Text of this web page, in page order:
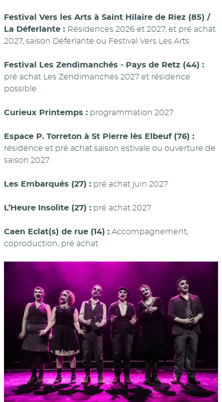
Festival Vers les Arts à Saint Hilaire de Riez (85) /
La Déferlante : Résidences 2026 et 2027, et pré achat
2027, saison Déferlante ou Festival Vers Les Arts
Festival Les Zendimanchés - Pays de Retz (44) :
pré achat Les Zendimanchés 2027 et résidence
possible
Curieux Printemps : programmation 2027
Espace P. Torreton à St Pierre lès Elbeuf (76) :
résidence et pré achat saison estivale ou ouverture de
saison 2027
Les Embarqués (27) : pré achat juin 2027
L’Heure Insolite (27) : pré achat 2027
Caen Eclat(s) de rue (14) : Accompagnement,
coproduction, pré achat